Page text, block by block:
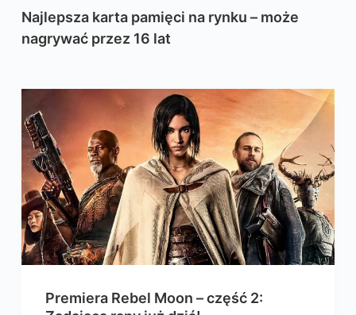
Najlepsza karta pamięci na rynku – może
nagrywać przez 16 lat
Premiera Rebel Moon – część 2: